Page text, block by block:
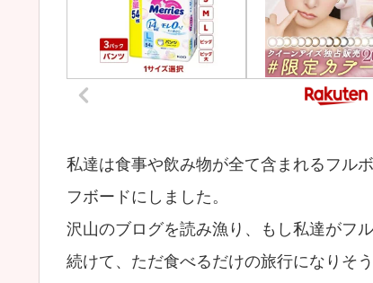
私達は食事や飲み物が全て含まれるフル
フボードにしました。
沢山のブログを読み漁り、もし私達がフ
続けて、ただ食べるだけの旅行になりそ